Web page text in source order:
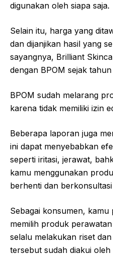
digunakan oleh siapa saja.
Selain itu, harga yang
dan dijanjikan hasil yang
sayangnya, Brilliant
dengan BPOM sejak tahun
BPOM sudah melarang
karena tidak memiliki izin
Beberapa laporan juga
ini dapat menyebabkan
seperti iritasi, jerawat,
kamu menggunakan
berhenti dan
Sebagai konsumen,
memilih produk
selalu melakukan riset
tersebut sudah diakui